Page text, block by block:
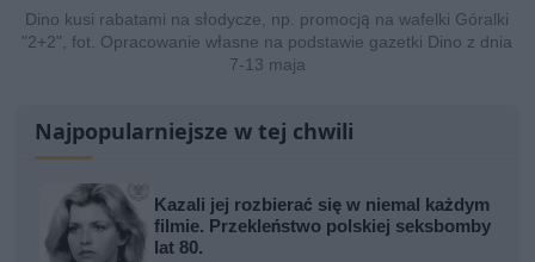
Dino kusi rabatami na słodycze, np. promocją na wafelki Góralki
"2+2", fot. Opracowanie własne na podstawie gazetki Dino z dnia
7-13 maja
Najpopularniejsze w tej chwili
Kazali jej rozbierać się w niemal każdym
filmie. Przekleństwo polskiej seksbomby
lat 80.